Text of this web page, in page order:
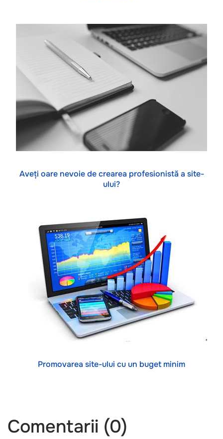
Aveți oare nevoie de crearea profesionistă a site-
ului?
Promovarea site-ului cu un buget minim
Comentarii (0)